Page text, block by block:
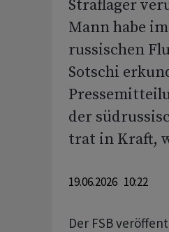
Straflager
Mann habe
russischen
Sotschi
der
trat in Kraft,
19.06.2026 10:22
Der FSB